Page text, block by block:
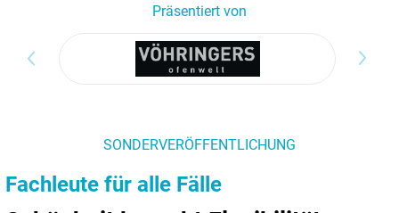
Präsentiert von
SONDERVERÖFFENTLICHUNG
Fachleute für alle Fälle